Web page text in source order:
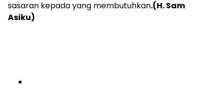
sasaran kepada yang membutuhkan.(H. Sam
Asiku)